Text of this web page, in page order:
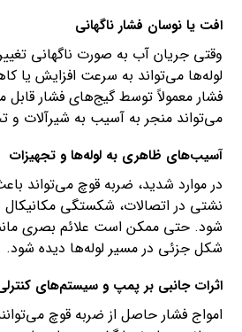
افت یا نوسان فشار ناگهانی
وقتی جریان آب به صورت ناگهانی
لوله‌ها می‌تواند به سرعت افزایش یا
فشار معمولاً توسط گیج‌های فشار
می‌تواند منجر به آسیب به شیرآلات و
آسیب‌های ظاهری به لوله‌ها و تجهیزات
در موارد شدید، ضربه قوچ می‌تواند
نشتی در اتصالات، شکستگی مکانیکال
شود. حتی ممکن است علائم بصری
شکل جزئی در مسیر لوله‌ها دیده شود.
اثرات جانبی بر پمپ و سیستم‌های
امواج فشار حاصل از ضربه قوچ